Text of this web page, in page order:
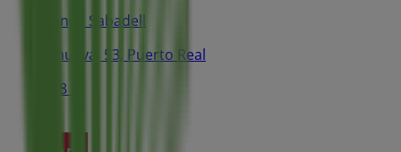
Banco Sabadell
C nueva, 53, Puerto Real
158 m